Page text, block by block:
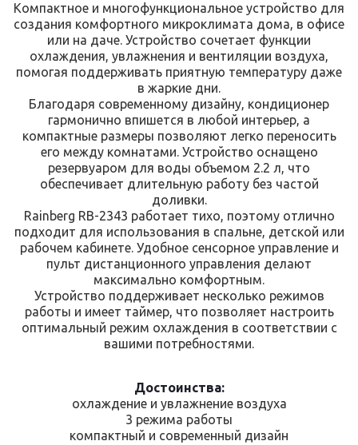
Компактное и многофункциональное устройство для
создания комфортного микроклимата дома, в офисе
или на даче. Устройство сочетает функции
охлаждения, увлажнения и вентиляции воздуха,
помогая поддерживать приятную температуру даже
в жаркие дни.
Благодаря современному дизайну, кондиционер
гармонично впишется в любой интерьер, а
компактные размеры позволяют легко переносить
его между комнатами. Устройство оснащено
резервуаром для воды объемом 2.2 л, что
обеспечивает длительную работу без частой
доливки.
Rainberg RB-2343 работает тихо, поэтому отлично
подходит для использования в спальне, детской или
рабочем кабинете. Удобное сенсорное управление и
пульт дистанционного управления делают
максимально комфортным.
Устройство поддерживает несколько режимов
работы и имеет таймер, что позволяет настроить
оптимальный режим охлаждения в соответствии с
вашими потребностями.
Достоинства:
охлаждение и увлажнение воздуха
3 режима работы
компактный и современный дизайн